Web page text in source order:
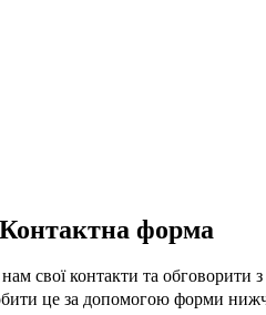
Контактна форма
свої контакти та
це за допомогою форми